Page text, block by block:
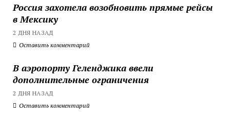
Россия захотела возобновить прямые рейсы
в Мексику
2 ДНЯ НАЗАД
Оставить комментарий
В аэропорту Геленджика ввели
дополнительные ограничения
2 ДНЯ НАЗАД
Оставить комментарий